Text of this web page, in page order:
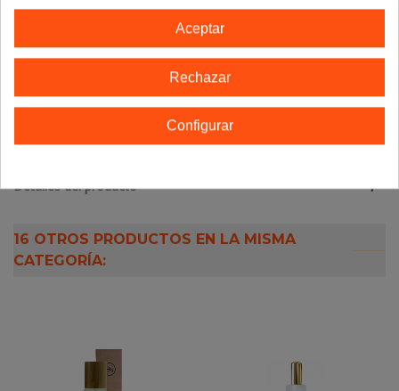
TE GUSTARÁN
No hay artículos
Detalles del producto
16 OTROS PRODUCTOS EN LA MISMA
CATEGORÍA:
Aceptar
Rechazar
Configurar